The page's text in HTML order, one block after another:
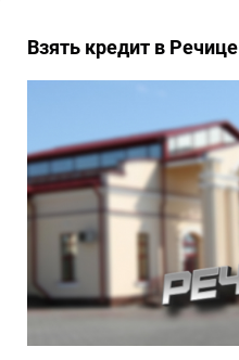
Взять кредит в Речице